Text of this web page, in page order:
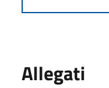
Allegati